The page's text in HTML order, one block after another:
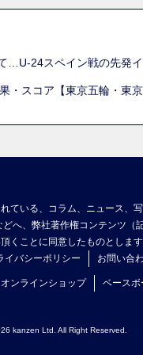
…U-24スペイン戦の先発
スコア【東京五輪・東京
ている、コラム、ニュース
へ、弊社著作権コンテンツ
くことに同意したものとします
イバシーポリシー お問い合
オンラインショップ ベースボ
kanzen Ltd. All Right Reserved.